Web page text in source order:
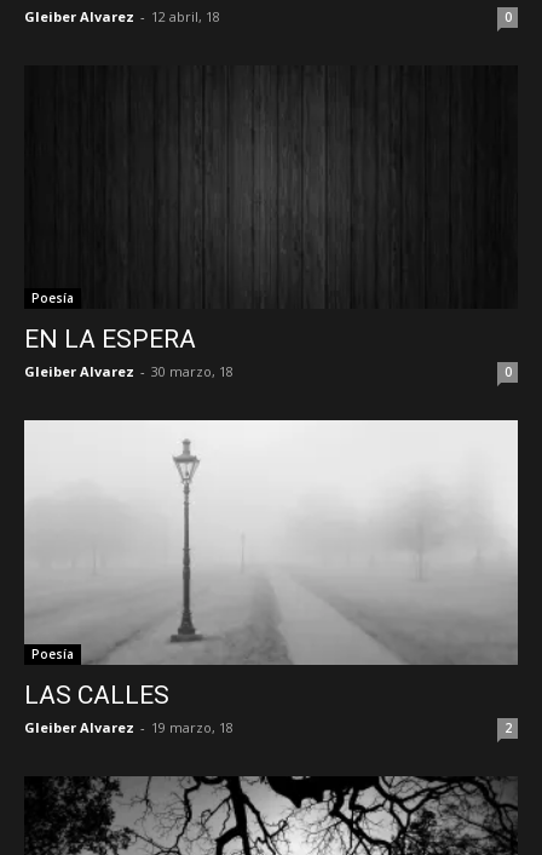
Gleiber Alvarez - 12 abril, 18 0
Poesía
EN LA ESPERA
Gleiber Alvarez - 30 marzo, 18 0
Poesía
LAS CALLES
Gleiber Alvarez - 19 marzo, 18 2